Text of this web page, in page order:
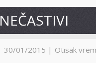
NEČASTIVI
30/01/2015 | Otisak